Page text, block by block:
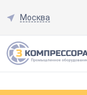
Москва